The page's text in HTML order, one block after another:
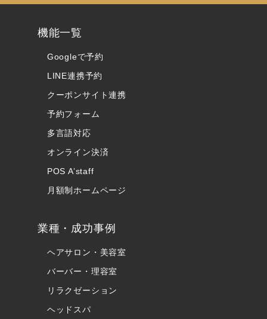
機能一覧
Googleで予約
LINE連携予約
クーポンサイト連携
予約フォーム
多言語対応
オンライン決済
POS A’staff
月額制ホームページ
業種・成功事例
ヘアサロン・美容室
バーバー・理容室
リラクゼーション
ヘッドスパ